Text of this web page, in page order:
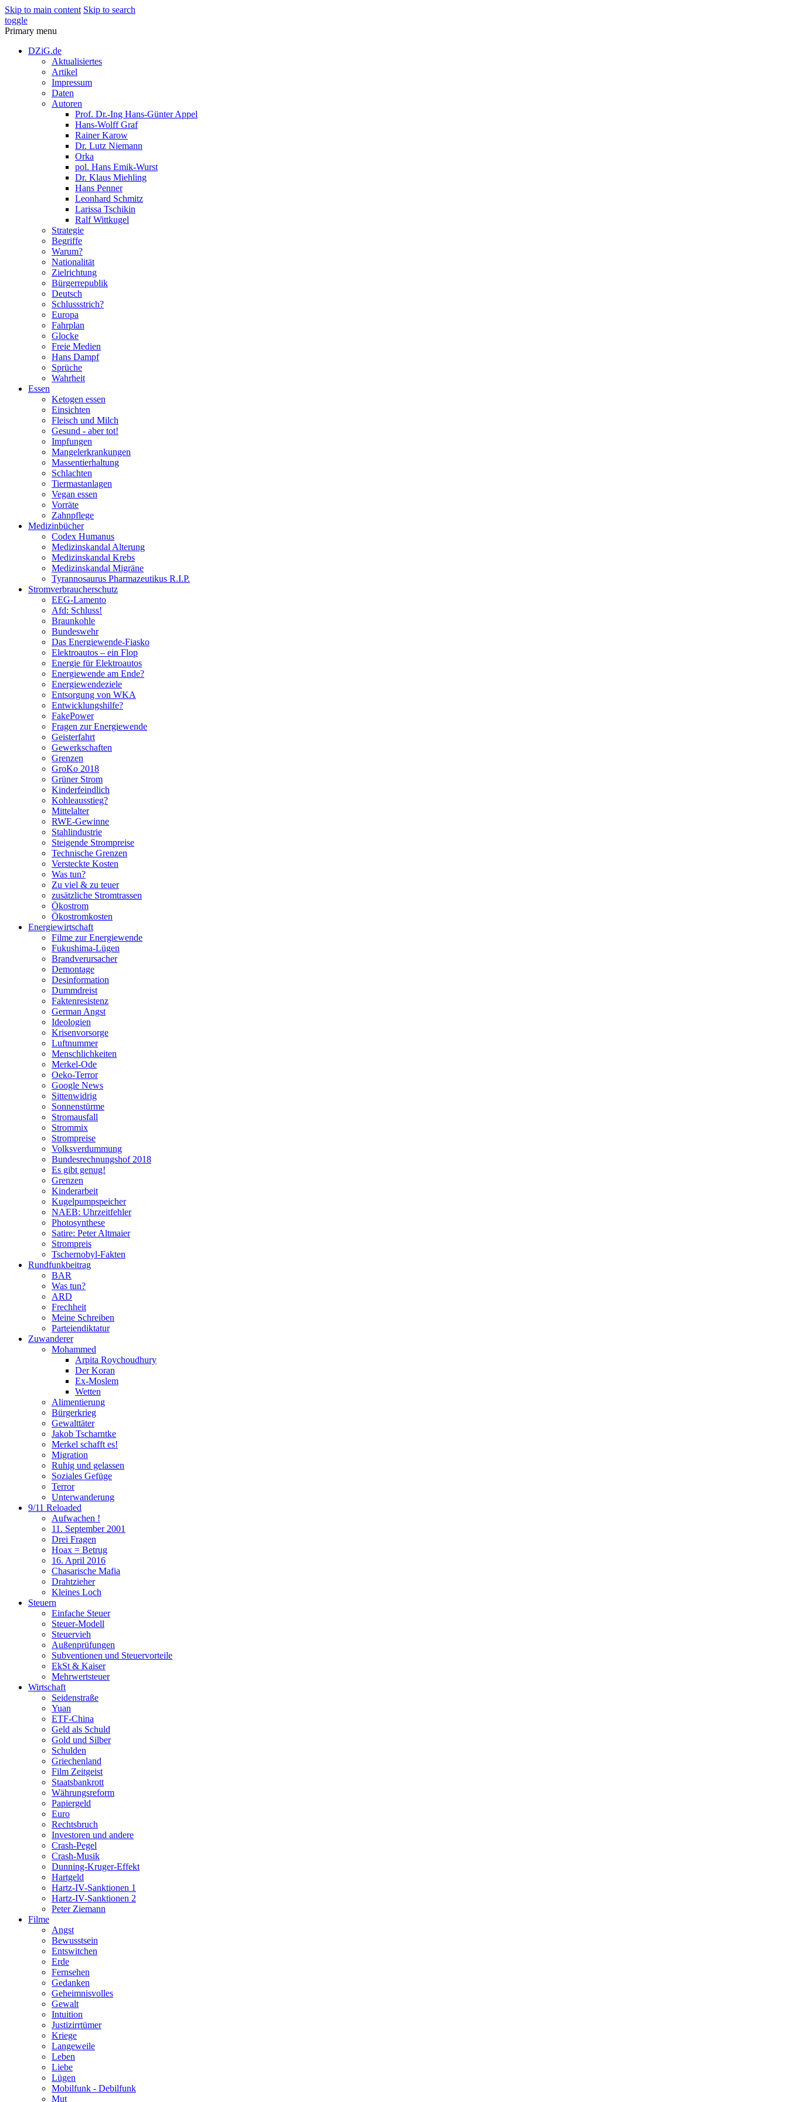
Skip to main content Skip to search
toggle
Primary menu
DZiG.de
Aktualisiertes
Artikel
Impressum
Daten
Autoren
Prof. Dr.-Ing Hans-Günter Appel
Hans-Wolff Graf
Rainer Karow
Dr. Lutz Niemann
Orka
pol. Hans Emik-Wurst
Dr. Klaus Miehling
Hans Penner
Leonhard Schmitz
Larissa Tschikin
Ralf Wittkugel
Strategie
Begriffe
Warum?
Nationalität
Zielrichtung
Bürgerrepublik
Deutsch
Schlussstrich?
Europa
Fahrplan
Glocke
Freie Medien
Hans Dampf
Sprüche
Wahrheit
Essen
Ketogen essen
Einsichten
Fleisch und Milch
Gesund - aber tot!
Impfungen
Mangelerkrankungen
Massentierhaltung
Schlachten
Tiermastanlagen
Vegan essen
Vorräte
Zahnpflege
Medizinbücher
Codex Humanus
Medizinskandal Alterung
Medizinskandal Krebs
Medizinskandal Migräne
Tyrannosaurus Pharmazeutikus R.I.P.
Stromverbraucherschutz
EEG-Lamento
Afd: Schluss!
Braunkohle
Bundeswehr
Das Energiewende-Fiasko
Elektroautos – ein Flop
Energie für Elektroautos
Energiewende am Ende?
Energiewendeziele
Entsorgung von WKA
Entwicklungshilfe?
FakePower
Fragen zur Energiewende
Geisterfahrt
Gewerkschaften
Grenzen
GroKo 2018
Grüner Strom
Kinderfeindlich
Kohleausstieg?
Mittelalter
RWE-Gewinne
Stahlindustrie
Steigende Strompreise
Technische Grenzen
Versteckte Kosten
Was tun?
Zu viel & zu teuer
zusätzliche Stromtrassen
Ökostrom
Ökostromkosten
Energiewirtschaft
Filme zur Energiewende
Fukushima-Lügen
Brandverursacher
Demontage
Desinformation
Dummdreist
Faktenresistenz
German Angst
Ideologien
Krisenvorsorge
Luftnummer
Menschlichkeiten
Merkel-Ode
Oeko-Terror
Google News
Sittenwidrig
Sonnenstürme
Stromausfall
Strommix
Strompreise
Volksverdummung
Bundesrechnungshof 2018
Es gibt genug!
Grenzen
Kinderarbeit
Kugelpumpspeicher
NAEB: Uhrzeitfehler
Photosynthese
Satire: Peter Altmaier
Strompreis
Tschernobyl-Fakten
Rundfunkbeitrag
BAR
Was tun?
ARD
Frechheit
Meine Schreiben
Parteiendiktatur
Zuwanderer
Mohammed
Arpita Roychoudhury
Der Koran
Ex-Moslem
Wetten
Alimentierung
Bürgerkrieg
Gewalttäter
Jakob Tscharntke
Merkel schafft es!
Migration
Ruhig und gelassen
Soziales Gefüge
Terror
Unterwanderung
9/11 Reloaded
Aufwachen !
11. September 2001
Drei Fragen
Hoax = Betrug
16. April 2016
Chasarische Mafia
Drahtzieher
Kleines Loch
Steuern
Einfache Steuer
Steuer-Modell
Steuervieh
Außenprüfungen
Subventionen und Steuervorteile
EkSt & Kaiser
Mehrwertsteuer
Wirtschaft
Seidenstraße
Yuan
ETF-China
Geld als Schuld
Gold und Silber
Schulden
Griechenland
Film Zeitgeist
Staatsbankrott
Währungsreform
Papiergeld
Euro
Rechtsbruch
Investoren und andere
Crash-Pegel
Crash-Musik
Dunning-Kruger-Effekt
Hartgeld
Hartz-IV-Sanktionen 1
Hartz-IV-Sanktionen 2
Peter Ziemann
Filme
Angst
Bewusstsein
Entswitchen
Erde
Fernsehen
Gedanken
Geheimnisvolles
Gewalt
Intuition
Justizirrtümer
Kriege
Langeweile
Leben
Liebe
Lügen
Mobilfunk - Debilfunk
Mut